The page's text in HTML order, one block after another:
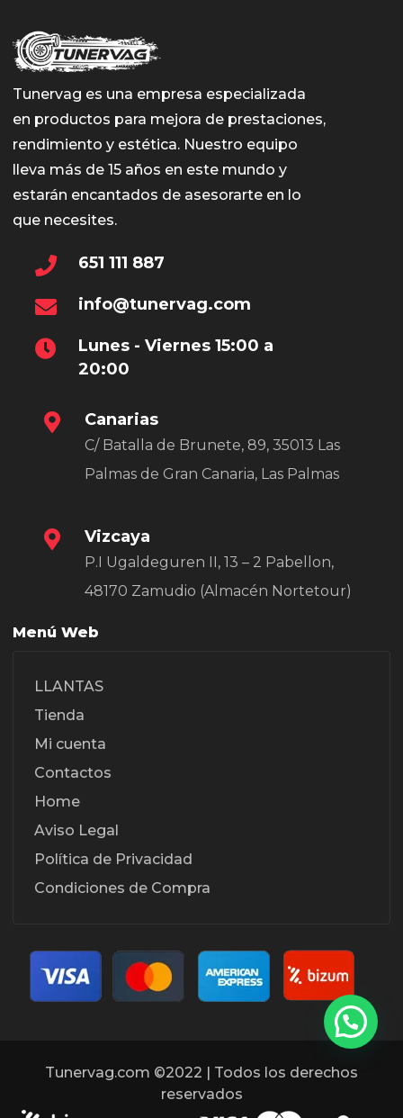
Tunervag es una empresa especializada
en productos para mejora de prestaciones,
rendimiento y estética. Nuestro equipo
lleva más de 15 años en este mundo y
estarán encantados de asesorarte en lo
que necesites.
651 111 887
info@tunervag.com
Lunes - Viernes 15:00 a
20:00
Canarias
C/ Batalla de Brunete, 89, 35013 Las
Palmas de Gran Canaria, Las Palmas
Vizcaya
P.I Ugaldeguren II, 13 – 2 Pabellon,
48170 Zamudio (Almacén Nortetour)
Menú Web
LLANTAS
Tienda
Mi cuenta
Contactos
Home
Aviso Legal
Política de Privacidad
Condiciones de Compra
Tunervag.com ©2022 | Todos los derechos
reservados